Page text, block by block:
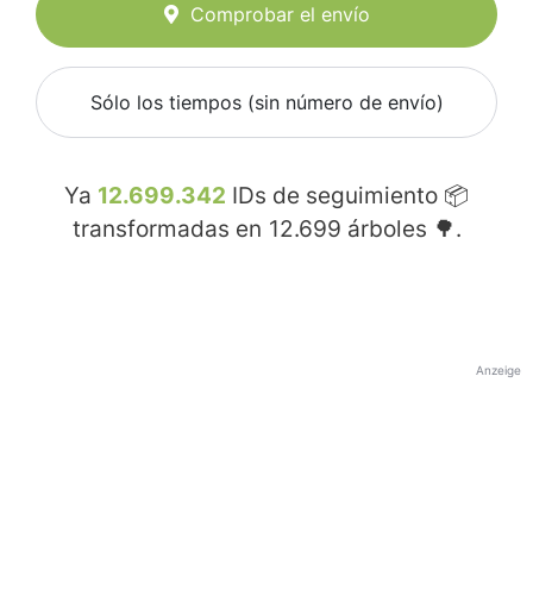
Comprobar el envío
Sólo los tiempos (sin número de envío)
Ya 12.699.342 IDs de seguimiento 📦
transformadas en 12.699 árboles 🌳.
Anzeige